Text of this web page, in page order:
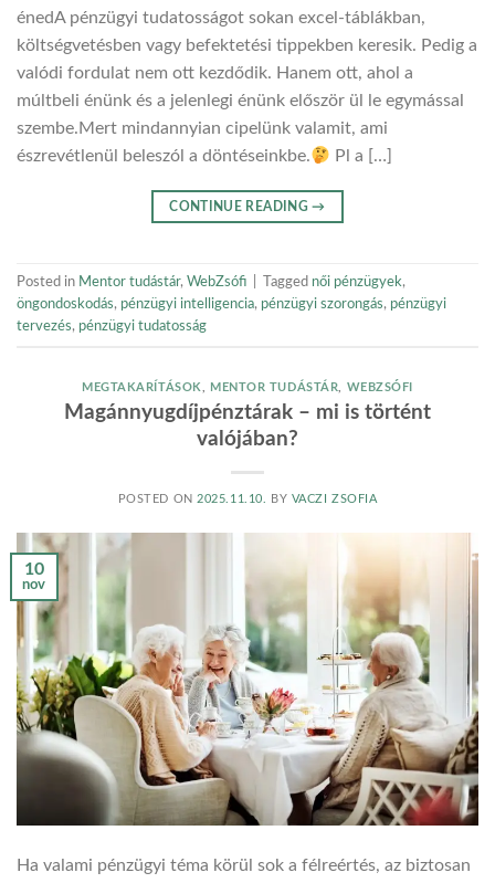
énedA pénzügyi tudatosságot sokan excel-táblákban,
költségvetésben vagy befektetési tippekben keresik. Pedig a
valódi fordulat nem ott kezdődik. Hanem ott, ahol a
múltbeli énünk és a jelenlegi énünk először ül le egymással
szembe.Mert mindannyian cipelünk valamit, ami
észrevétlenül beleszól a döntéseinkbe.
Pl a […]
CONTINUE READING→
Posted in Mentor tudástár, WebZsófi Tagged női pénzügyek,
öngondoskodás, pénzügyi intelligencia, pénzügyi szorongás, pénzügyi
tervezés, pénzügyi tudatosság
MEGTAKARÍTÁSOK MENTOR TUDÁSTÁR WEBZSÓFI
Magánnyugdíjpénztárak – mi is történt
valójában?
POSTED ON 2025.11.10. BY VACZI ZSOFIA
10
nov
Ha valami pénzügyi téma körül sok a félreértés, az biztosan